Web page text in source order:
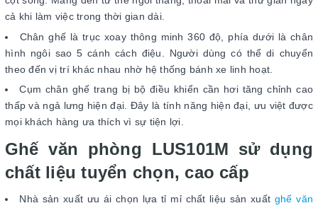
cả khi làm việc trong thời gian dài.
Chân ghế là trục xoay thông minh 360 độ, phía dưới là chân
hình ngôi sao 5 cánh cách điệu. Người dùng có thể di chuyển
theo đến vị trí khác nhau nhờ hệ thống bánh xe linh hoạt.
Cụm chân ghế trang bị bộ điều khiển cần hơi tăng chỉnh cao
thấp và ngả lưng hiện đại. Đây là tính năng hiện đại, ưu việt được
mọi khách hàng ưa thích vì sự tiện lợi.
Ghế văn phòng LUS101M sử dụng
chất liệu tuyển chọn, cao cấp
Nhà sản xuất ưu ái chọn lựa tỉ mỉ chất liệu sản xuất ghế văn